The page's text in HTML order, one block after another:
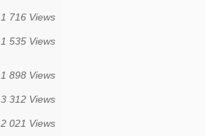
1 716 Views
1 535 Views
1 898 Views
3 312 Views
2 021 Views